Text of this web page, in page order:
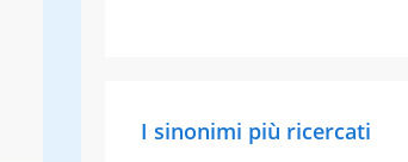
I sinonimi più ricercati